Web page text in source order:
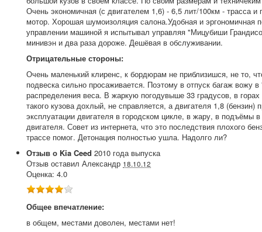
Очень экономичная (с двигателем 1,6) - 6,5 лит/100км - трасса
мотор. Хорошая шумоизоляция салона.Удобная и эргономичная
управлении машиной я испытывал управляя "Мицубиши
минивэн и два раза дороже. Дешёвая в обслуживании.
Отрицательные стороны:
Очень маленький клиренс, к бордюрам не приблизишся, не то,
подвеска сильно просаживается. Поэтому в отпуск багаж вожу
распределения веса. В жаркую погодувыше 33 градусов, в
такого кузова дохлый, не справляется, а двигателя 1,8 (бензин)
эксплуатации двигателя в городском цикле, в жару, в подъёмы
двигателя. Совет из интернета, что это последствия плохого
трассе помог. Детонация полностью ушла. Надолго ли?
Отзыв о Kia Ceed 2010 года выпуска
Отзыв оставил Александр 18.10.12
Оценка: 4.0
Общее впечатление:
в общем, местами доволен, местами нет!